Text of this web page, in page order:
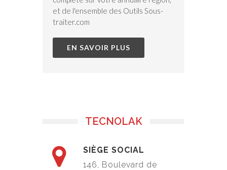
et de l'ensemble des Outils Sous-
traiter.com
EN SAVOIR PLUS
TECNOLAK
SIÈGE SOCIAL
146, Boulevard de